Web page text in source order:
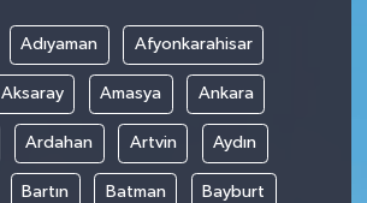
Adıyaman Afyonkarahisar
Aksaray Amasya Ankara
Ardahan Artvin Aydın
Bartın Batman Bayburt